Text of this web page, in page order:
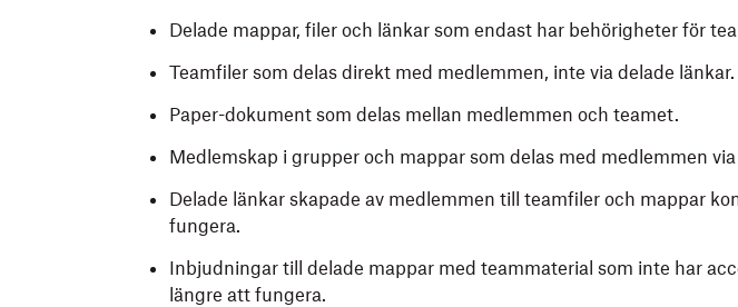
Delade mappar, filer och länkar som endast har behörigheter för
Teamfiler som delas direkt med medlemmen, inte via delade länkar.
Paper-dokument som delas mellan medlemmen och teamet.
Medlemskap i grupper och mappar som delas med medlemmen
Delade länkar skapade av medlemmen till teamfiler och mappar
fungera.
Inbjudningar till delade mappar med teammaterial som inte har
längre att fungera.